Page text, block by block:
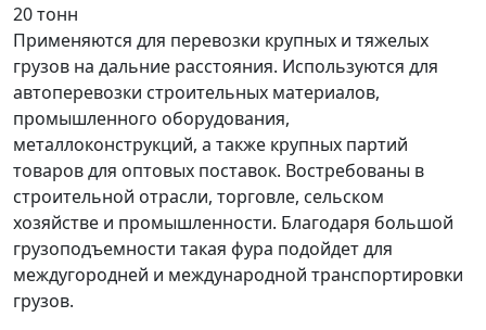
20 тонн
Применяются для перевозки крупных и тяжелых
грузов на дальние расстояния. Используются для
автоперевозки строительных материалов,
промышленного оборудования,
металлоконструкций, а также крупных партий
товаров для оптовых поставок. Востребованы в
строительной отрасли, торговле, сельском
хозяйстве и промышленности. Благодаря большой
грузоподъемности такая фура подойдет для
междугородней и международной транспортировки
грузов.